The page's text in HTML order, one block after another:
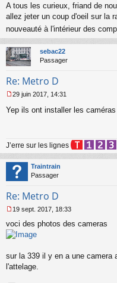
e
s
a
e
n
n
l
u
A tous les curieux, friand de
allez jeter un coup d'oeil sur la
nouveauté à l'intérieur des
sebac22
Passager
Re: Metro D
e
g
e
n
o
n
u
29 juin 2017, 14:31
Yep ils ont installer les
J’erre sur les lignes
Traintrain
Passager
Re: Metro D
e
s
g
e
19 sept. 2017, 18:33
voci des photos des cameras
sur la 339 il y en a une camera
l'attelage.